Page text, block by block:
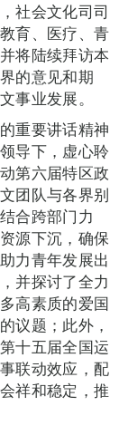
社会文化司司
育、医疗、青
将陆续拜访本
的意见和期
事业发展。
重要讲话精神
导下，虚心聆
第六届特区政
团队与各界别
合跨部门力
源下沉，确保
力青年发展出
并探讨了全力
高素质的爱国
议题；此外，
十五届全国运
联动效应，配
祥和稳定，推